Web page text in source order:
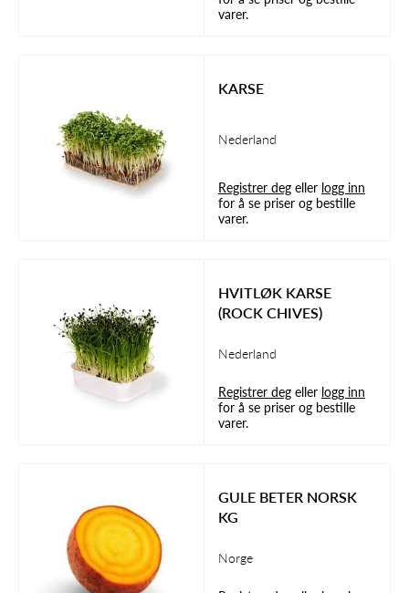
varer.
KARSE
Nederland
Registrer deg eller logg inn
for å se priser og bestille
varer.
HVITLØK KARSE
(ROCK CHIVES)
Nederland
Registrer deg eller logg inn
for å se priser og bestille
varer.
GULE BETER NORSK
KG
Norge